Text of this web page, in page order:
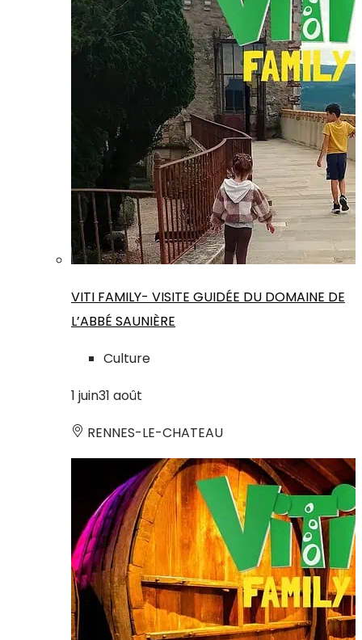
VITI FAMILY- VISITE GUIDÉE DU DOMAINE DE
L’ABBÉ SAUNIÈRE
Culture
1 juin31 août
RENNES-LE-CHATEAU